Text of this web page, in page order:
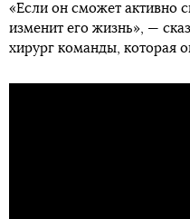
«Если он сможет активно
изменит его жизнь», —
хирург команды, которая